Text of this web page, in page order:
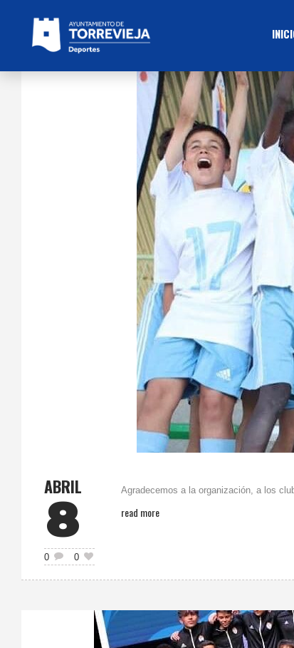
ABRIL
8
0 0
Agradecemos a la organización, a los
read more